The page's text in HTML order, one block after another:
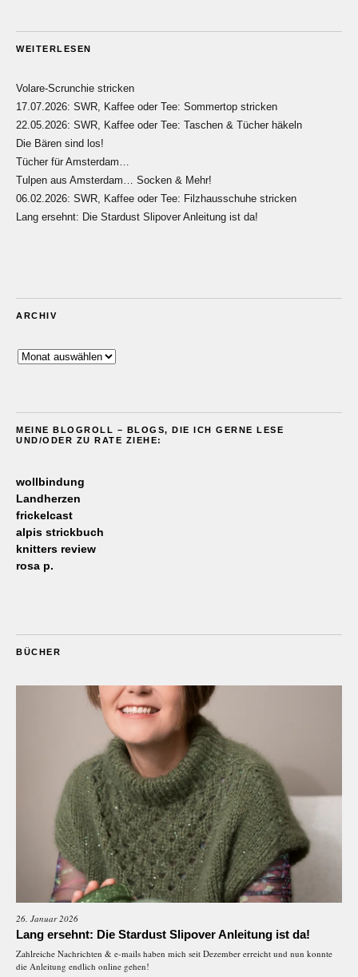
WEITERLESEN
Volare-Scrunchie stricken
17.07.2026: SWR, Kaffee oder Tee: Sommertop stricken
22.05.2026: SWR, Kaffee oder Tee: Taschen & Tücher häkeln
Die Bären sind los!
Tücher für Amsterdam…
Tulpen aus Amsterdam… Socken & Mehr!
06.02.2026: SWR, Kaffee oder Tee: Filzhausschuhe stricken
Lang ersehnt: Die Stardust Slipover Anleitung ist da!
ARCHIV
Archiv
MEINE BLOGROLL – BLOGS, DIE ICH GERNE LESE
UND/ODER ZU RATE ZIEHE:
wollbindung
Landherzen
frickelcast
alpis strickbuch
knitters review
rosa p.
BÜCHER
26. Januar 2026
Lang ersehnt: Die Stardust Slipover Anleitung ist da!
Zahlreiche Nachrichten & e-mails haben mich seit Dezember erreicht und nun konnte
die Anleitung endlich online gehen!